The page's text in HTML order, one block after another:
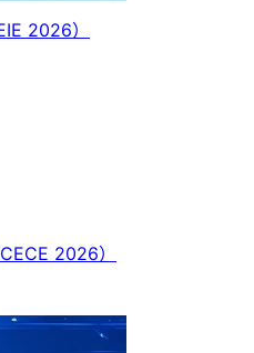
2026）
ICECE 2026）